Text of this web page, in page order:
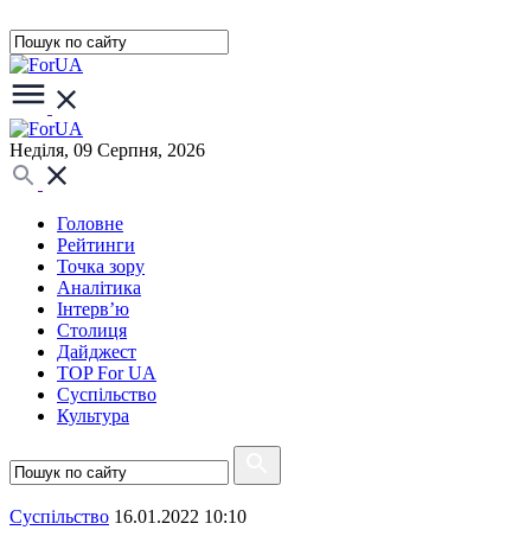
Неділя, 09 Серпня, 2026
Головне
Рейтинги
Точка зору
Аналітика
Інтерв’ю
Столиця
Дайджест
TOP For UA
Суспiльство
Культура
Суспiльство 16.01.2022 10:10